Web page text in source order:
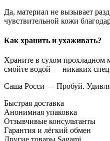
Да, материал не вызывает
чувствительной кожи
Как хранить и ухаживать?
Храните в сухом прохладном
смойте водой — никаких
Саша Росси — Пробуй.
Быстрая доставка
Анонимная упаковка
Отзывчивые консультанты
Гарантия и лёгкий обмен